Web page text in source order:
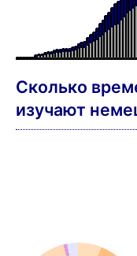
Среднее время
языка c
долговременной
1.000 = 17,2
♫ + 1.000 =
2.000 =